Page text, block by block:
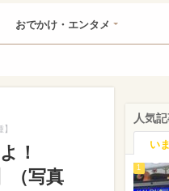
おでかけ・エンタメ
！
（写真
人気
い
1